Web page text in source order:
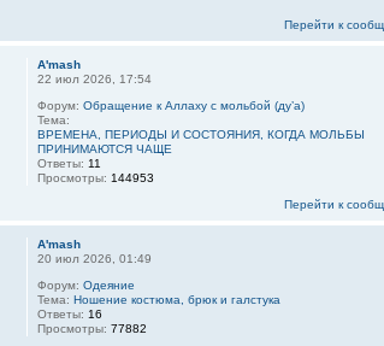
Перейти к
A'mash
22 июл 2026, 17:54
Форум:Обращение к Аллаху с мольбой (ду’а)
Тема:
ВРЕМЕНА, ПЕРИОДЫ И СОСТОЯНИЯ, КОГДА МОЛЬБЫ
ПРИНИМАЮТСЯ ЧАЩЕ
Ответы: 11
Просмотры: 144953
Перейти к
A'mash
20 июл 2026, 01:49
Форум:Одеяние
Тема:Ношение костюма, брюк и галстука
Ответы: 16
Просмотры:77882